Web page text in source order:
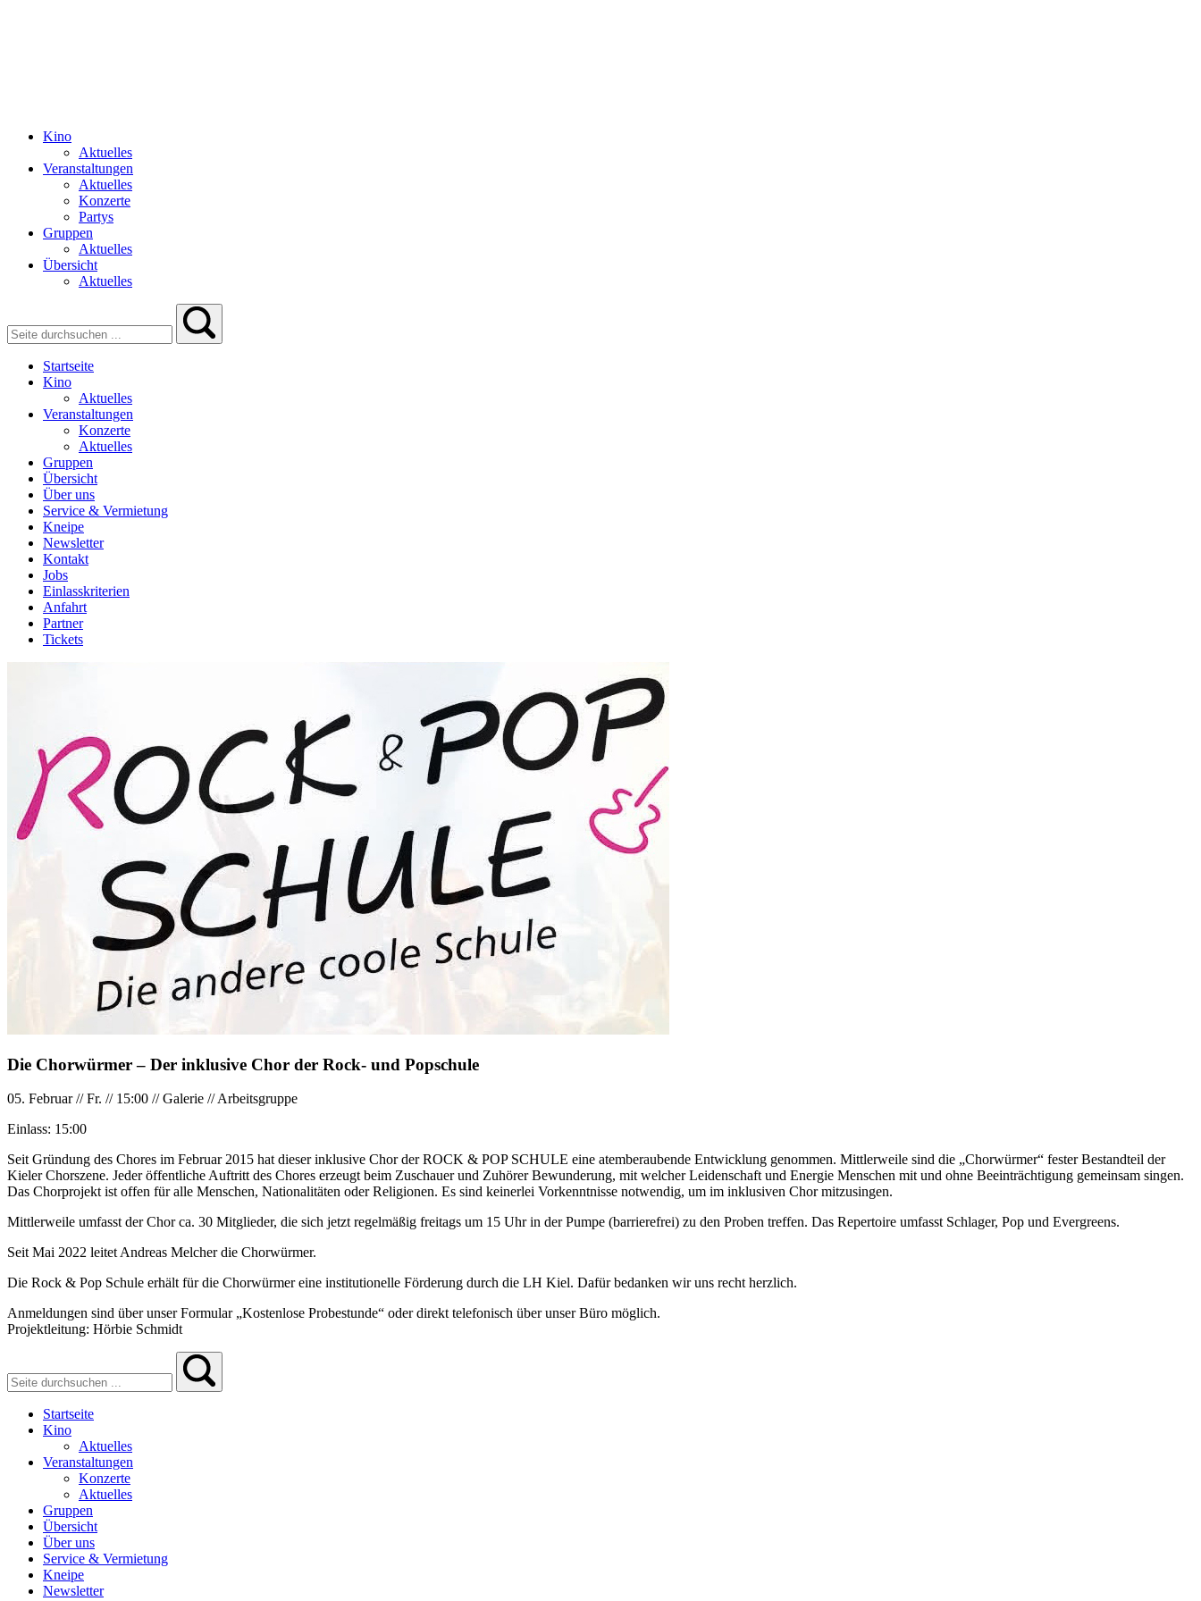
Kino
Aktuelles
Veranstaltungen
Aktuelles
Konzerte
Partys
Gruppen
Aktuelles
Übersicht
Aktuelles
Startseite
Kino
Aktuelles
Veranstaltungen
Konzerte
Aktuelles
Gruppen
Übersicht
Über uns
Service & Vermietung
Kneipe
Newsletter
Kontakt
Jobs
Einlasskriterien
Anfahrt
Partner
Tickets
Die Chorwürmer – Der inklusive Chor der Rock- und Popschule
05. Februar//Fr. // 15:00 //Galerie //Arbeitsgruppe
Einlass: 15:00
Seit Gründung des Chores im Februar 2015 hat dieser inklusive Chor der ROCK & POP SCHULE eine atemberaubende Entwicklung genommen. Mittlerweile sind die „Chorwürmer“ fester Bestandteil der
Kieler Chorszene. Jeder öffentliche Auftritt des Chores erzeugt beim Zuschauer und Zuhörer Bewunderung, mit welcher Leidenschaft und Energie Menschen mit und ohne Beeinträchtigung gemeinsam singen.
Das Chorprojekt ist offen für alle Menschen, Nationalitäten oder Religionen. Es sind keinerlei Vorkenntnisse notwendig, um im inklusiven Chor mitzusingen.
Mittlerweile umfasst der Chor ca. 30 Mitglieder, die sich jetzt regelmäßig freitags um 15 Uhr in der Pumpe (barrierefrei) zu den Proben treffen. Das Repertoire umfasst Schlager, Pop und Evergreens.
Seit Mai 2022 leitet Andreas Melcher die Chorwürmer.
Die Rock & Pop Schule erhält für die Chorwürmer eine institutionelle Förderung durch die LH Kiel. Dafür bedanken wir uns recht herzlich.
Anmeldungen sind über unser Formular „Kostenlose Probestunde“ oder direkt telefonisch über unser Büro möglich.
Projektleitung: Hörbie Schmidt
Startseite
Kino
Aktuelles
Veranstaltungen
Konzerte
Aktuelles
Gruppen
Übersicht
Über uns
Service & Vermietung
Kneipe
Newsletter